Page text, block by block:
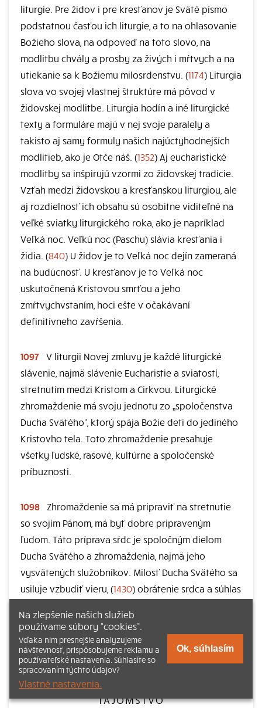
liturgie. Pre židov i pre kresťanov je Sväté písmo
podstatnou časťou ich liturgie, a to na ohlasovanie
Božieho slova, na odpoveď na toto slovo, na
modlitbu chvály a prosby za živých i mŕtvych a na
utiekanie sa k Božiemu milosrdenstvu. (1174) Liturgia
slova vo svojej vlastnej štruktúre má pôvod v
židovskej modlitbe. Liturgia hodín a iné liturgické
texty a formuláre majú v nej svoje paralely a
takisto aj samy formuly našich najúctyhodnejších
modlitieb, ako je Otče náš. (1352) Aj eucharistické
modlitby sa inšpirujú vzormi zo židovskej tradície.
Vzťah medzi židovskou a kresťanskou liturgiou, ale
aj rozdielnosť ich obsahu sú osobitne viditeľné na
veľké sviatky liturgického roka, ako je napríklad
Veľká noc. Veľkú noc (Paschu) slávia kresťania i
židia. (840) U židov je to Veľká noc dejín zameraná
na budúcnosť. U kresťanov je to Veľká noc
uskutočnená Kristovou smrťou a jeho
zmŕtvychvstaním, hoci ešte v očakávaní
definitívneho zavŕšenia.
1097 V liturgii Novej zmluvy je každé liturgické
slávenie, najmä slávenie Eucharistie a sviatostí,
stretnutím medzi Kristom a Cirkvou. Liturgické
zhromaždenie má svoju jednotu zo „spoločenstva
Ducha Svätého“, ktorý spája Božie deti do jediného
Kristovho tela. Toto zhromaždenie presahuje
všetky ľudské, rasové, kultúrne a spoločenské
príbuznosti.
1098
Zhromaždenie sa má pripraviť na stretnutie
so svojím Pánom, má byť dobre pripraveným
ľudom. Táto príprava sŕdc je spoločným dielom
Ducha Svätého a zhromaždenia, najmä jeho
vysvätených služobníkov. Milosť Ducha Svätého sa
usiluje vzbudiť vieru, (1430) obrátenie srdca a súhlas
na prijatie ďalších milostí poskytovaných pri
samotnom slávení a na ovocie nového života, ktoré
má potom slávenie priniesť.
DUCH SVÄTÝ PRIPOMÍNA KRISTOVO
TAJOMSTVO
Na zlepšenie našich služieb
používame súbory “cookies”.
Vďaka nim presnejšie analyzujeme
návštevnosť, prispôsobujeme reklamu a
používateľské nastavenia. Súhlasíte so
spracovaním týchto údajov?
Vlastné nastavenia.
Ok, súhlasím